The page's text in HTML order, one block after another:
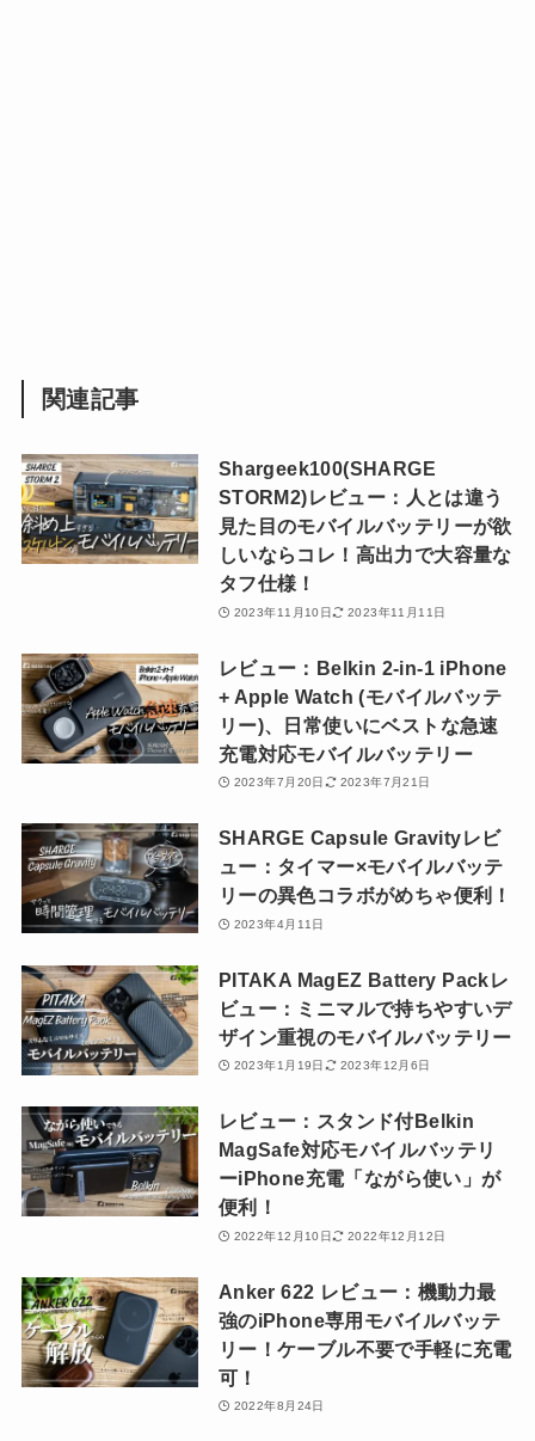
関連記事
Shargeek100(SHARGE
STORM2)レビュー：人とは違う
見た目のモバイルバッテリーが欲
しいならコレ！高出力で大容量な
タフ仕様！
2023年11月10日 2023年11月11日
レビュー：Belkin 2-in-1 iPhone
+ Apple Watch (モバイルバッテ
リー)、日常使いにベストな急速
充電対応モバイルバッテリー
2023年7月20日 2023年7月21日
SHARGE Capsule Gravityレビ
ュー：タイマー×モバイルバッテ
リーの異色コラボがめちゃ便利！
2023年4月11日
PITAKA MagEZ Battery Packレ
ビュー：ミニマルで持ちやすいデ
ザイン重視のモバイルバッテリー
2023年1月19日 2023年12月6日
レビュー：スタンド付Belkin
MagSafe対応モバイルバッテリ
ーiPhone充電「ながら使い」が
便利！
2022年12月10日 2022年12月12日
Anker 622 レビュー：機動力最
強のiPhone専用モバイルバッテ
リー！ケーブル不要で手軽に充電
可！
2022年8月24日